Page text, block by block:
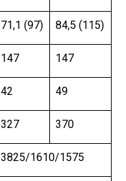
71,1 (97) 84,5 (115)
147 147
42 49
327 370
3825/1610/1575